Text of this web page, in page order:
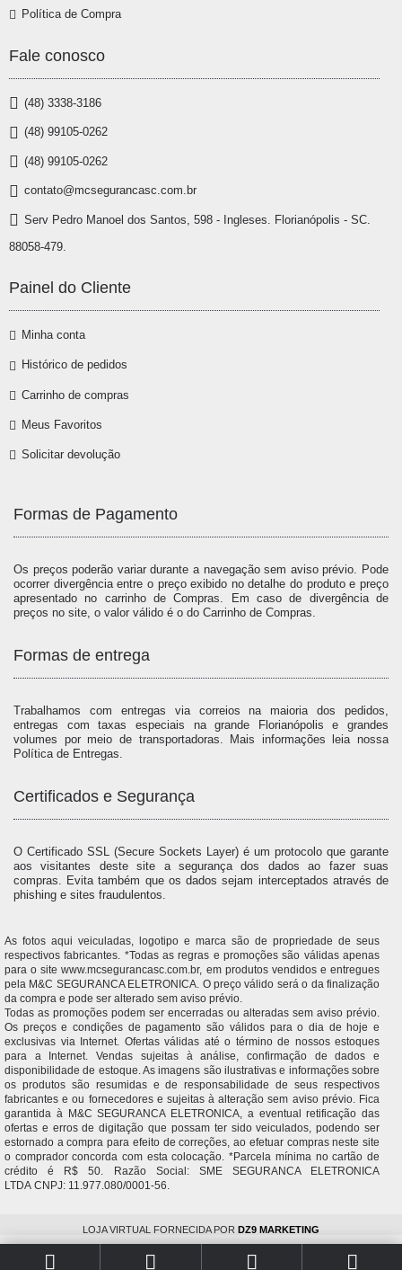
Política de Compra
Fale conosco
(48) 3338-3186
(48) 99105-0262
(48) 99105-0262
contato@mcsegurancasc.com.br
Serv Pedro Manoel dos Santos, 598 - Ingleses. Florianópolis - SC.
88058-479.
Painel do Cliente
Minha conta
Histórico de pedidos
Carrinho de compras
Meus Favoritos
Solicitar devolução
Formas de Pagamento
Os preços poderão variar durante a navegação sem aviso prévio. Pode
ocorrer divergência entre o preço exibido no detalhe do produto e preço
apresentado no carrinho de Compras. Em caso de divergência de
preços no site, o valor válido é o do Carrinho de Compras.
Formas de entrega
Trabalhamos com entregas via correios na maioria dos pedidos,
entregas com taxas especiais na grande Florianópolis e grandes
volumes por meio de transportadoras. Mais informações leia nossa
Política de Entregas.
Certificados e Segurança
O Certificado SSL (Secure Sockets Layer) é um protocolo que garante
aos visitantes deste site a segurança dos dados ao fazer suas
compras. Evita também que os dados sejam interceptados através de
phishing e sites fraudulentos.
As fotos aqui veiculadas, logotipo e marca são de propriedade de seus
respectivos fabricantes. *Todas as regras e promoções são válidas apenas
para o site www.mcsegurancasc.com.br, em produtos vendidos e entregues
pela M&C SEGURANCA ELETRONICA. O preço válido será o da finalização
da compra e pode ser alterado sem aviso prévio.
Todas as promoções podem ser encerradas ou alteradas sem aviso prévio.
Os preços e condições de pagamento são válidos para o dia de hoje e
exclusivas via Internet. Ofertas válidas até o término de nossos estoques
para a Internet. Vendas sujeitas à análise, confirmação de dados e
disponibilidade de estoque. As imagens são ilustrativas e informações sobre
os produtos são resumidas e de responsabilidade de seus respectivos
fabricantes e ou fornecedores e sujeitas à alteração sem aviso prévio. Fica
garantida à M&C SEGURANCA ELETRONICA, a eventual retificação das
ofertas e erros de digitação que possam ter sido veiculados, podendo ser
estornado a compra para efeito de correções, ao efetuar compras neste site
o comprador concorda com esta colocação. *Parcela mínima no cartão de
crédito é R$ 50. Razão Social: SME SEGURANCA ELETRONICA
LTDA CNPJ: 11.977.080/0001-56.
LOJA VIRTUAL FORNECIDA POR DZ9 MARKETING